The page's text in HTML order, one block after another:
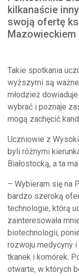
kilkanaście
swoją ofertę
Mazowieckiem
Takie spotkania
wyższymi są
młodzież
wybrać i poznaje
mogą zachęcić
Uczniowie z
byli różnymi
Białostocką, a ta
– Wybieram się na
bardzo szeroką
technologie, którą
zainteresowała
biotechnologii,
rozwoju medycyny
tkanek i komórek.
otwarte, w których